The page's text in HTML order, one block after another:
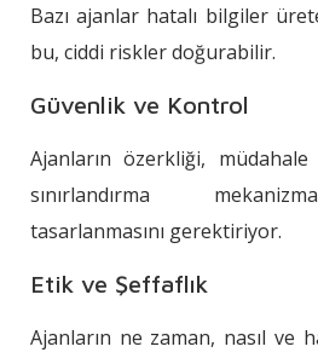
Bazı ajanlar hatalı bilgiler
bu, ciddi riskler doğurabilir.
Güvenlik ve Kontrol
Ajanların özerkliği,
sınırlandırma
tasarlanmasını gerektiriyor.
Etik ve Şeffaflık
Ajanların ne zaman, nasıl ve